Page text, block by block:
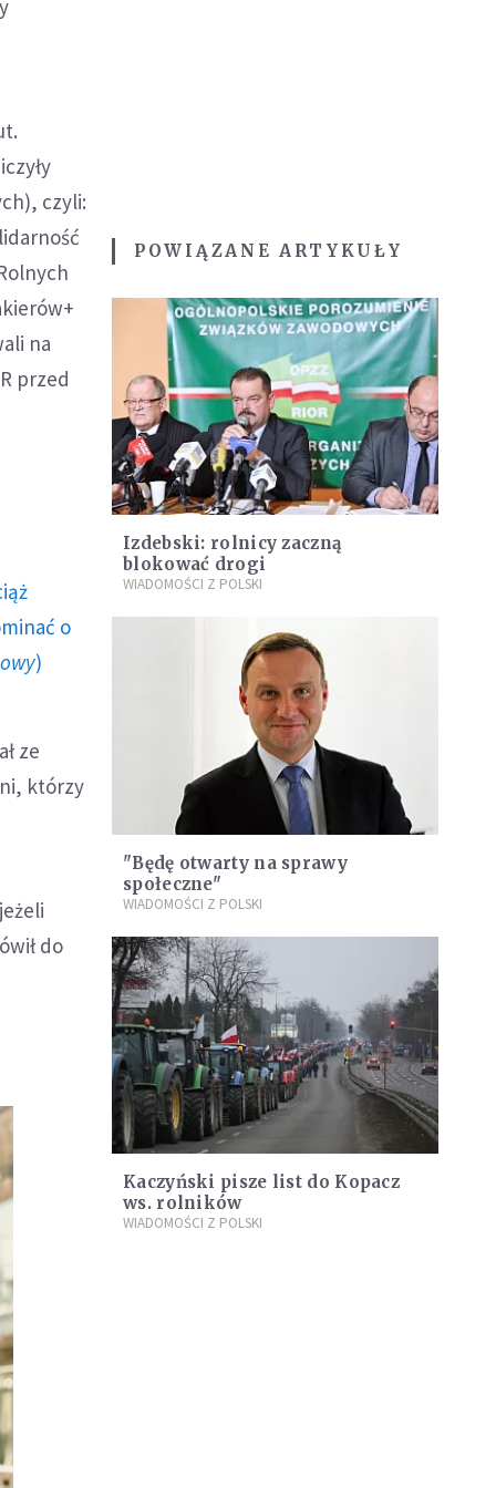
czyli:
na
przed
o
)
ze
którzy
do
POWIĄZANE ARTYKUŁY
Izdebski: rolnicy zaczną
blokować drogi
WIADOMOŚCI Z POLSKI
"Będę otwarty na sprawy
społeczne"
WIADOMOŚCI Z POLSKI
Kaczyński pisze list do Kopacz
ws. rolników
WIADOMOŚCI Z POLSKI